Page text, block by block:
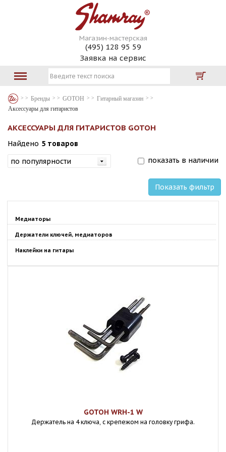
Магазин-мастерская
(495) 128 95 59
Заявка на сервис
Бренды GOTOH
Гитарный магазин
Аксессуары для гитаристов
АКСЕССУАРЫ ДЛЯ ГИТАРИСТОВ GOTOH
Найдено 5 товаров
показать в наличии
Показать фильтр
Медиаторы
Держатели ключей, медиаторов
Наклейки на гитары
GOTOH WRH-1 W
Держатель на 4 ключа, с крепежом на головку грифа.